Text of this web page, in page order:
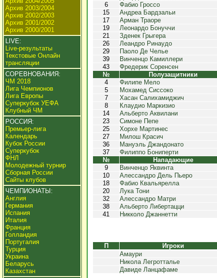
Архив 2003/2004
Архив 2002/2003
Архив 2001/2002
Архив 2000/2001
LIVE:
Live-результаты
Текстовые Онлайн
трансляции
СОРЕВНОВАНИЯ:
ЧМ 2018
Лига Чемпионов
Лига Европы
Суперкубок УЕФА
Клубный ЧМ
РОССИЯ:
Премьер-лига
Календарь
Кубок России
Суперкубок
ФНЛ
Молодежный турнир
Сборная России
Сайты клубов
ЧЕМПИОНАТЫ:
Англия
Германия
Испания
Италия
Франция
Голландия
Португалия
Турция
Украина
Беларусь
Казахстан
6
Фабио Гроссо
15
Андреа Бардзальи
17
Арман Траоре
19
Леонардо Бонуччи
21
Зденек Грыгера
26
Леандро Ринаудо
29
Паоло Де Челье
39
Винченцо Камиллери
43
Фредерик Соренсен
№
Полузащитники
4
Филипе Мело
5
Мохамед Сиссоко
7
Хасан Салихамиджич
8
Клаудио Маркизио
14
Альберто Аквилани
23
Симоне Пепе
25
Хорхе Мартинес
27
Милош Красич
36
Мануэль Джандонато
37
Филиппо Бониперти
№
Нападающие
9
Винченцо Яквинта
10
Алессандро Дель Пьеро
18
Фабио Квальярелла
20
Лука Тони
32
Алессандро Матри
38
Альберто Либертацци
41
Никколо Джаннетти
П
Игроки
Амаури
Никола Легротталье
Давиде Ланцафаме